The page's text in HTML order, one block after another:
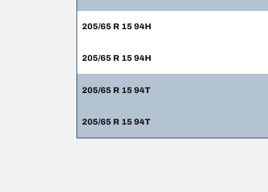
205/65 R 15 94H
205/65 R 15 94H
205/65 R 15 94T
205/65 R 15 94T